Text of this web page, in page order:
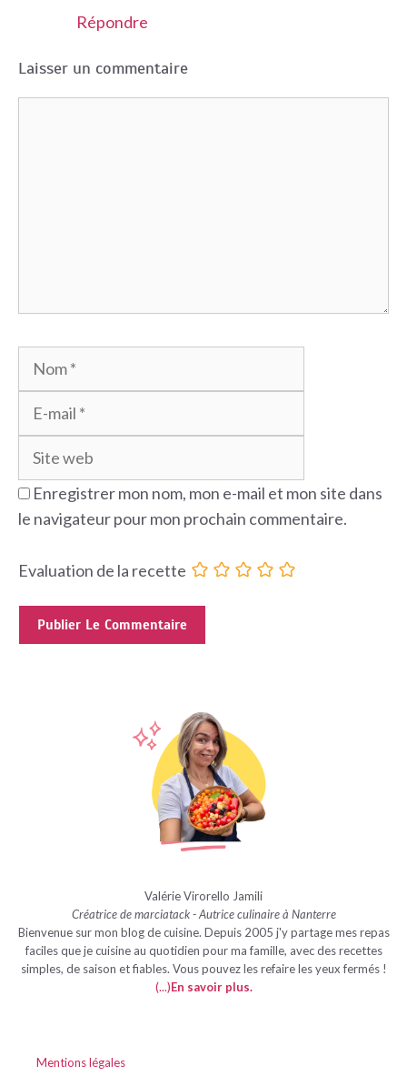
Répondre
Laisser un commentaire
Nom
Enregistrer mon nom, mon e-mail et mon site dans
le navigateur pour mon prochain commentaire.
Evaluation de la recette
Valérie Virorello Jamili
Créatrice de marciatack - Autrice culinaire à Nanterre
Bienvenue sur mon blog de cuisine. Depuis 2005 j'y partage mes repas
faciles que je cuisine au quotidien pour ma famille, avec des recettes
simples, de saison et fiables. Vous pouvez les refaire les yeux fermés !
(...)En savoir plus.
Mentions légales